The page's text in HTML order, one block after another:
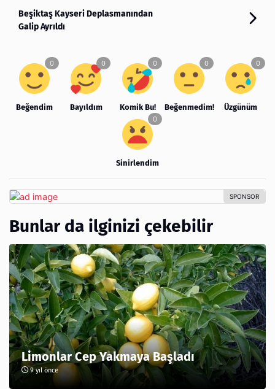
Beşiktaş Kayseri Deplasmanından
Galip Ayrıldı
Beğendim Bayıldım Komik Bu! Beğenmedim! Üzgünüm
Sinirlendim
Bunlar da ilginizi çekebilir
Limonlar Cep Yakmaya Başladı
9 yıl önce